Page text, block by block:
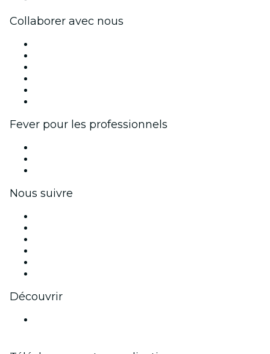
Collaborer avec nous
Fever pour les professionnels
Nous suivre
Découvrir